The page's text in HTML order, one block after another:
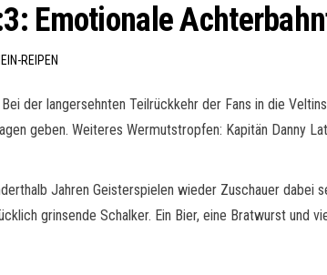
Emotionale
REIPEN
der langersehnten Teilrückkehr der Fans in die
geben. Weiteres Wermutstropfen: Kapitän Danny
Jahren Geisterspielen wieder Zuschauer
grinsende Schalker. Ein Bier, eine Bratwurst und